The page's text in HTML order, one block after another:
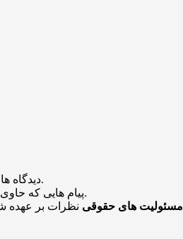
دیدگاهمنتشر خواهد شد.
پیام هایی کهباشد منتشر نخواهد شد.
مسئولیت های حقوقی نظرات بر عهده